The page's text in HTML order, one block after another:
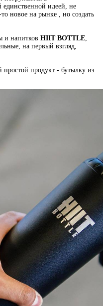
единственной идеей, не
новое на рынке , но создать
и напитков HIIT BOTTLE,
на первый взгляд,
простой продукт - бутылку из